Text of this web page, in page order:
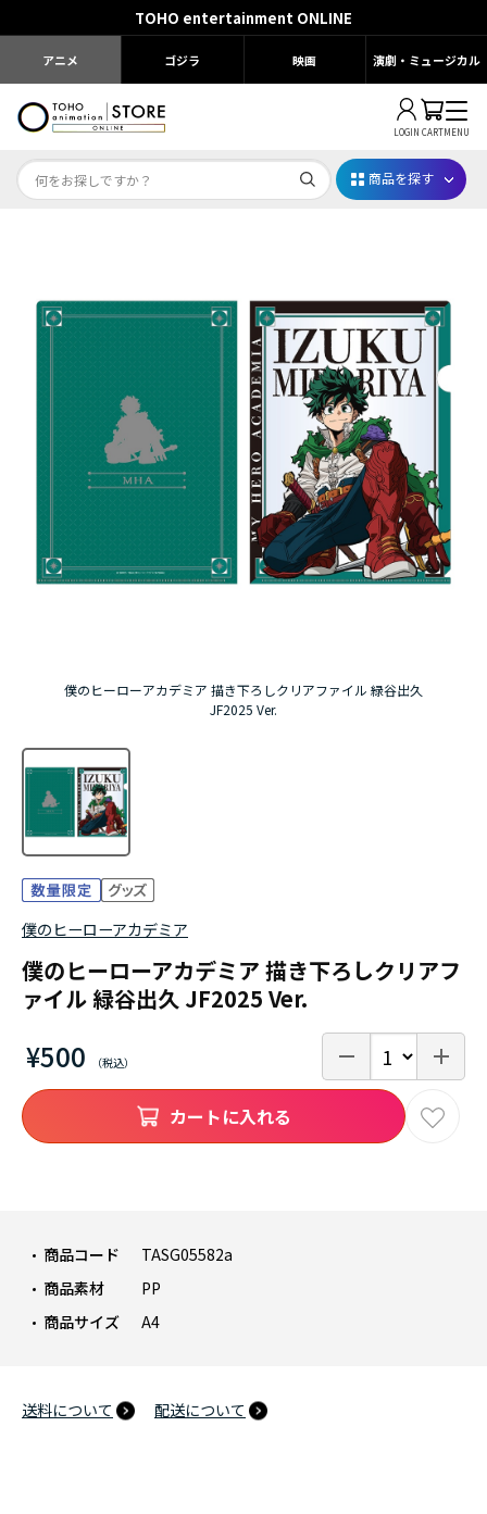
TOHO entertainment ONLINE
アニメ ゴジラ 映画 演劇・ミュージカル
LOGIN CARTMENU
映画ちいかわ
薬屋のひとりごと 夏の園遊会2026
名探偵コナン
アニメ『僕のヒーローアカデミア』10周年
ハイキュー!!ジャージ＆ユニフォーム
『ふつつかな悪女ではございますが ～雛宮蝶鼠と
商品を探す
僕のヒーローアカデミア 描き下ろしクリアファイル 緑谷出久
JF2025 Ver.
僕のヒーローアカデミア
僕のヒーローアカデミア 描き下ろしクリアフ
ァイル 緑谷出久 JF2025 Ver.
¥500
商品コード
TASG05582a
商品素材
PP
商品サイズ
A4
送料について 配送について
カートに入れる